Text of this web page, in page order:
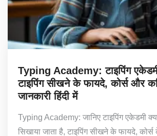
Typing Academy: टाइपिंग
टाइपिंग सीखने के फायदे, कोर्स और
जानकारी हिंदी में
Typing Academy: जानिए टाइपिंग एकेडमी
सिखाया जाता है, टाइपिंग सीखने के फायदे,